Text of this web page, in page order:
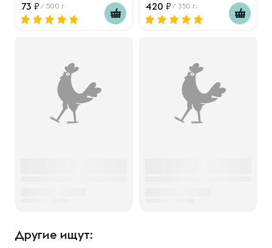
73 / 500 г 420 / 350 г.
Другие ищут: